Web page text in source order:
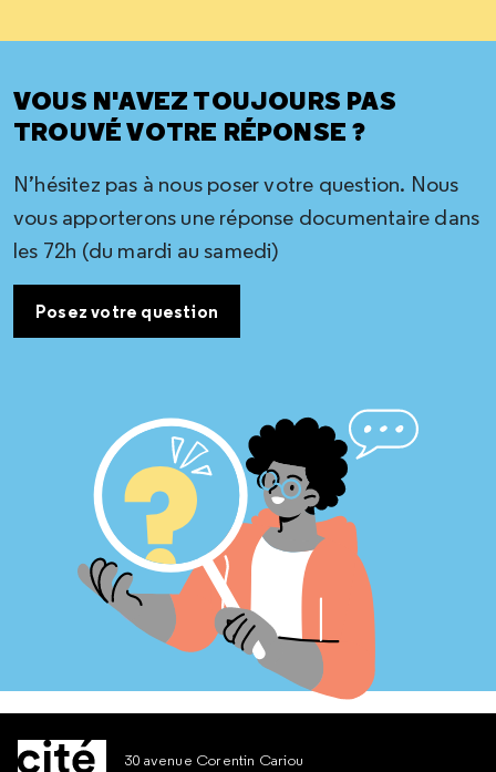
VOUS N'AVEZ TOUJOURS PAS
TROUVÉ VOTRE RÉPONSE ?
N’hésitez pas à nous poser votre question. Nous
vous apporterons une réponse documentaire dans
les 72h (du mardi au samedi)
Posez votre question
30 avenue Corentin Cariou